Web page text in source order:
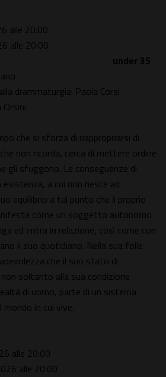
alle 20:00
alle 20:00
under 35
drammaturgia: Paola Corsi
Orsini
che si sforza di riappropriarsi di
non ricorda, cerca di mettere ordine
gli sfuggono. Le conseguenze di
a cui non riesce ad
equilibrio a tal punto che il proprio
come un soggetto autonomo
ed entra in relazione, così come con
il suo quotidiano. Nella sua folle
che il suo stato di
soltanto alla sua condizione
di uomo, parte di un sistema
in cui vive.
alle 20:00
alle 20:00